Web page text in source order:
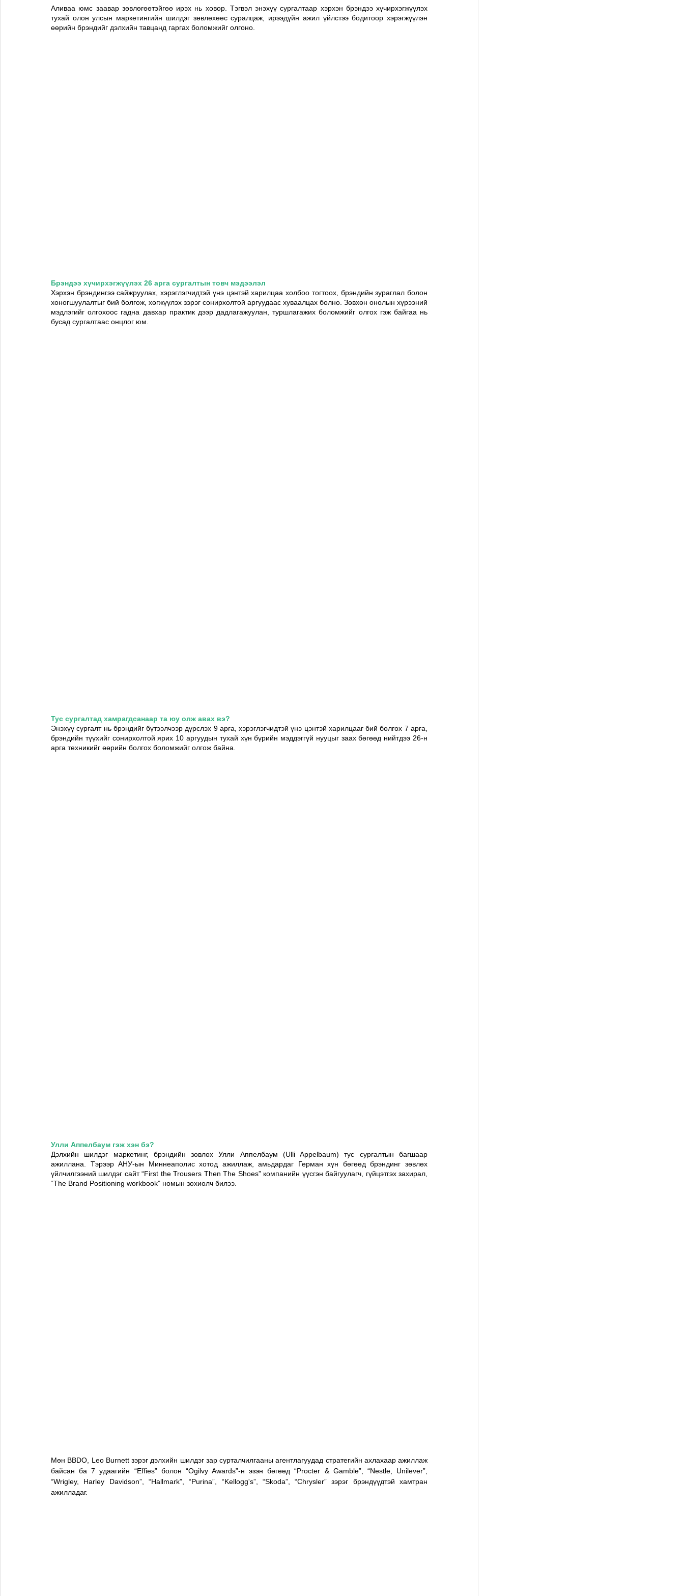
Аливаа юмс заавар зөвлөгөөтэйгөө ирэх нь ховор. Тэгвэл энэхүү сургалтаар хэрхэн брэндээ хүчирхэгжүүлэх
тухай олон улсын маркетингийн шилдэг зөвлөхөөс суралцаж, ирээдүйн ажил үйлстээ бодитоор хэрэгжүүлэн
өөрийн брэндийг дэлхийн тавцанд гаргах боломжийг олгоно.
Брэндээ хүчирхэгжүүлэх 26 арга сургалтын товч мэдээлэл
Хэрхэн брэндингээ сайжруулах, хэрэглэгчидтэй үнэ цэнтэй харилцаа холбоо тогтоох, брэндийн зураглал болон
хоногшуулалтыг бий болгож, хөгжүүлэх зэрэг сонирхолтой аргуудаас хуваалцах болно. Зөвхөн онолын хүрээний
мэдлэгийг олгохоос гадна давхар практик дээр дадлагажуулан, туршлагажих боломжийг олгох гэж байгаа нь
бусад сургалтаас онцлог юм.
Тус сургалтад хамрагдсанаар та юу олж авах вэ?
Энэхүү сургалт нь брэндийг бүтээлчээр дүрслэх 9 арга, хэрэглэгчидтэй үнэ цэнтэй харилцааг бий болгох 7 арга,
брэндийн түүхийг сонирхолтой ярих 10 аргуудын тухай хүн бүрийн мэддэггүй нууцыг заах бөгөөд нийтдээ 26-н
арга техникийг өөрийн болгох боломжийг олгож байна.
Улли Аппелбаум гэж хэн бэ?
Дэлхийн шилдэг маркетинг, брэндийн зөвлөх Улли Аппелбаум (Ulli Appelbaum) тус сургалтын багшаар
ажиллана. Тэрээр АНУ-ын Миннеаполис хотод ажиллаж, амьдардаг Герман хүн бөгөөд брэндинг зөвлөх
үйлчилгээний шилдэг сайт “First the Trousers Then The Shoes” компанийн үүсгэн байгуулагч, гүйцэтгэх захирал,
“The Brand Positioning workbook” номын зохиолч билээ.
Мөн BBDO, Leo Burnett зэрэг дэлхийн шилдэг зар сурталчилгааны агентлагуудад стратегийн ахлахаар ажиллаж
байсан ба 7 удаагийн “Effies” болон “Ogilvy Awards”-н эзэн бөгөөд “Procter & Gamble”, “Nestle, Unilever”,
“Wrigley, Harley Davidson”, “Hallmark”, “Purina”, “Kellogg's”, “Skoda”, “Chrysler” зэрэг брэндүүдтэй хамтран
ажилладаг.